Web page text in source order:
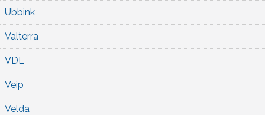
Ubbink
Valterra
VDL
Veip
Velda